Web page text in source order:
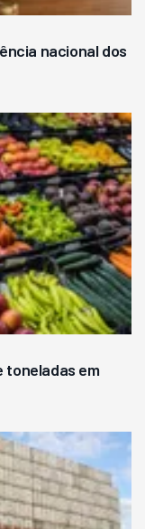
nacional dos
toneladas em